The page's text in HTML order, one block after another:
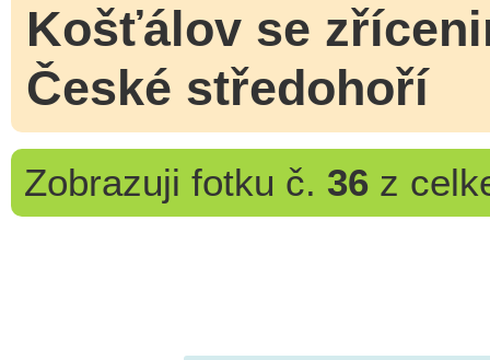
Košťálov se
České středohoří
Zobrazuji fotku č. 36z